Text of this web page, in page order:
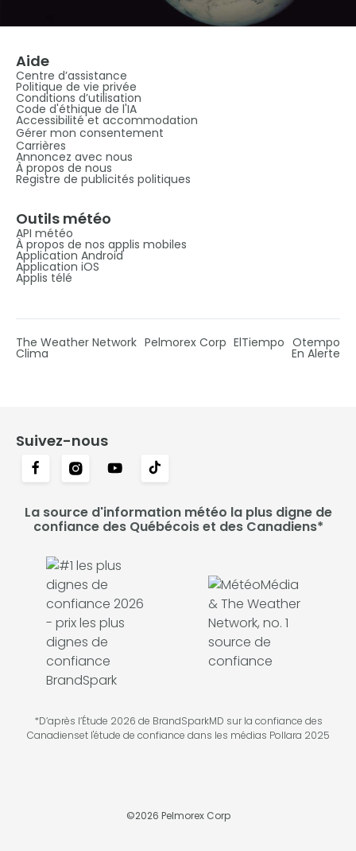
Aide
Centre d’assistance
Politique de vie privée
Conditions d’utilisation
Code d'éthique de l'IA
Accessibilité et accommodation
Gérer mon consentement
Carrières
Annoncez avec nous
À propos de nous
Registre de publicités politiques
Outils météo
API météo
À propos de nos applis mobiles
Application Android
Application iOS
Applis télé
The Weather Network Pelmorex Corp ElTiempo Otempo
Clima En Alerte
Suivez-nous
La source d'information météo la plus digne de
confiance des Québécois et des Canadiens*
*D’après l’Étude 2026 de BrandSparkMD sur la confiance des
Canadienset l'étude de confiance dans les médias Pollara 2025
©2026 Pelmorex Corp